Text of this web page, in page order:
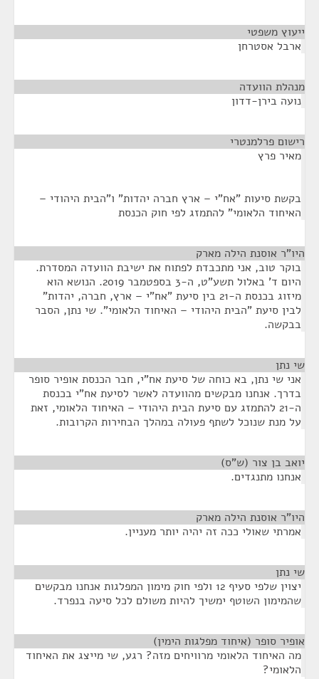
ייעוץ משפטי
ארבל אסטרחן
מנהלת הוועדה
נועה בירן-דדון
רישום פרלמנטרי
מאיר פרץ
בקשת סיעות "אח"י – ארץ חברה יהדות" ו"הבית היהודי –
האיחוד הלאומי" להתמזג לפי חוק הכנסת
היו"ר אוסנת הילה מארק
בוקר טוב, אני מתכבדת לפתוח את ישיבת הוועדה המסדרת.
היום ד' באלול תשע"ט, ה-3 בספטמבר 2019. הנושא הוא
מיזוג בכנסת ה-21 בין סיעת "אח"י – ארץ, חברה, יהדות"
לבין סיעת "הבית היהודי – האיחוד הלאומי". שי נתן, הסבר
בבקשה.
שי נתן
אני שי נתן, בא כוחה של סיעת אח"י, חבר הכנסת אופיר סופר
בדרך. אנחנו מבקשים מהוועדה לאשר לסיעת אח"י בכנסת
ה-21 להתמזג עם סיעת הבית היהודי – האיחוד הלאומי, זאת
על מנת שנוכל לשתף פעולה במהלך הבחירות הקרובות.
יואב בן צור (ש"ס)
אנחנו מתנגדים.
היו"ר אוסנת הילה מארק
אמרתי שאולי ככה זה יהיה יותר מעניין.
שי נתן
יצוין שלפי סעיף 12 ולפי חוק מימון המפלגות אנחנו מבקשים
שהמימון השוטף ימשיך להיות משולם לכל סיעה בנפרד.
אופיר סופר (איחוד מפלגות הימין)
מה האיחוד הלאומי מרוויחים מזה? רגע, שי מייצג את האיחוד
הלאומי?